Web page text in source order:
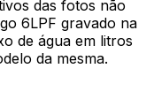
das fotos não
6LPF gravado na
de água em litros
da mesma.